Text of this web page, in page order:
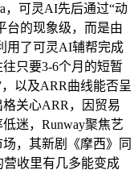
，可灵AI先后通过“动
台的现象级，而是由
用了可灵AI辅帮完成
只要3-6个月的短暂
以及ARR曲线能否呈
关心ARR，因贸易
迷，Runway聚焦艺
，其新剧《摩西》同
收里有几多能变成